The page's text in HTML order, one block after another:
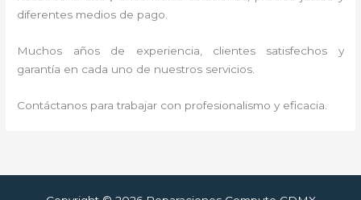
diferentes medios de pago.
Muchos años de experiencia, clientes satisfechos y
garantía en cada uno de nuestros servicios.
Contáctanos para trabajar con profesionalismo y eficacia.